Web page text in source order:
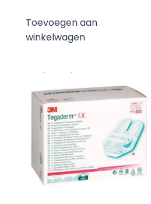
Toevoegen aan
winkelwagen